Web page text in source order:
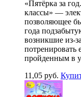
«Пятёрка за
классы» —
позволяющее
года
возникшие из-
потренировать
пройденным в
11,05 руб.